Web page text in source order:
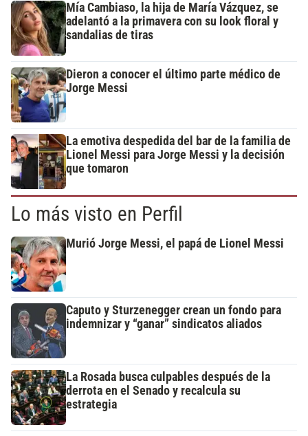
Mía Cambiaso, la hija de María Vázquez, se
adelantó a la primavera con su look floral y
sandalias de tiras
Dieron a conocer el último parte médico de
Jorge Messi
La emotiva despedida del bar de la familia de
Lionel Messi para Jorge Messi y la decisión
que tomaron
Lo más visto en Perfil
Murió Jorge Messi, el papá de Lionel Messi
Caputo y Sturzenegger crean un fondo para
indemnizar y “ganar” sindicatos aliados
La Rosada busca culpables después de la
derrota en el Senado y recalcula su
estrategia